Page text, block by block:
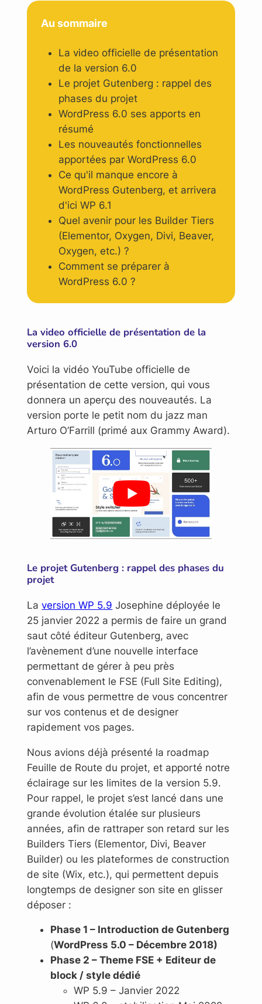
Au sommaire
La video officielle de présentation
de la version 6.0
Le projet Gutenberg : rappel des
phases du projet
WordPress 6.0 ses apports en
résumé
Les nouveautés fonctionnelles
apportées par WordPress 6.0
Ce qu'il manque encore à
WordPress Gutenberg, et arrivera
d'ici WP 6.1
Quel avenir pour les Builder Tiers
(Elementor, Oxygen, Divi, Beaver,
Oxygen, etc.) ?
Comment se préparer à
WordPress 6.0 ?
La video officielle de présentation de la
version 6.0
Voici la vidéo YouTube officielle de
présentation de cette version, qui vous
donnera un aperçu des nouveautés. La
version porte le petit nom du jazz man
Arturo O’Farrill (primé aux Grammy Award).
Le projet Gutenberg : rappel des phases du
projet
Laversion WP 5.9 Josephine déployée le
25 janvier 2022 a permis de faire un grand
saut côté éditeur Gutenberg, avec
l’avènement d’une nouvelle interface
permettant de gérer à peu près
convenablement le FSE (Full Site Editing),
afin de vous permettre de vous concentrer
sur vos contenus et de designer
rapidement vos pages.
Nous avions déjà présenté la roadmap
Feuille de Route du projet, et apporté notre
éclairage sur les limites de la version 5.9.
Pour rappel, le projet s’est lancé dans une
grande évolution étalée sur plusieurs
années, afin de rattraper son retard sur les
Builders Tiers (Elementor, Divi, Beaver
Builder) ou les plateformes de construction
de site (Wix, etc.), qui permettent depuis
longtemps de designer son site en glisser
déposer :
Phase 1 – Introduction de Gutenberg
(WordPress 5.0 – Décembre 2018)
Phase 2 – Theme FSE + Editeur de
block / style dédié
WP 5.9 – Janvier 2022